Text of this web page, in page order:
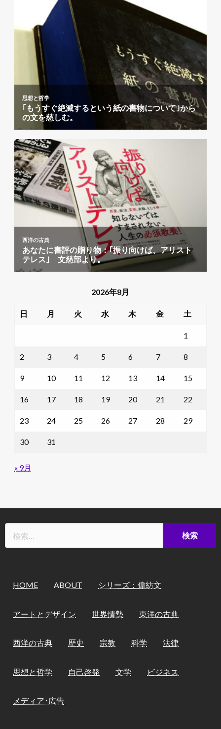
2026年8月
日 月 火 水 木 金 土
1
2 3 4 5 6 7 8
9 10 11 12 13 14 15
16 17 18 19 20 21 22
23 24 25 26 27 28 29
30 31
« 9月
HOME ABOUT シリーズ：偉紡文
アートとデザイン 世界情勢 東洋の古典
西洋の古典 歴史 宗教 科学 法律
思想と哲学 自己啓発 文学 ビジネス
メディア･広告